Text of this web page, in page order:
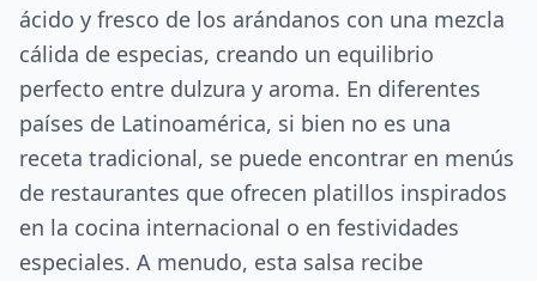
ácido y fresco de los arándanos con una mezcla
cálida de especias, creando un equilibrio
perfecto entre dulzura y aroma. En diferentes
países de Latinoamérica, si bien no es una
receta tradicional, se puede encontrar en menús
de restaurantes que ofrecen platillos inspirados
en la cocina internacional o en festividades
especiales. A menudo, esta salsa recibe